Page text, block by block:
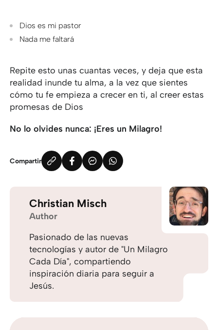
Dios es mi pastor
Nada me faltará
Repite esto unas cuantas veces, y deja que esta
realidad inunde tu alma, a la vez que sientes
cómo tu fe empieza a crecer en ti, al creer estas
promesas de Dios
No lo olvides nunca: ¡Eres un Milagro!
Compartir
Christian Misch
Author
Pasionado de las nuevas
tecnologías y autor de "Un Milagro
Cada Día", compartiendo
inspiración diaria para seguir a
Jesús.